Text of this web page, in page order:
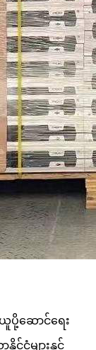
ပို့ဆောင်ရေး
င်ငံများနှင့်